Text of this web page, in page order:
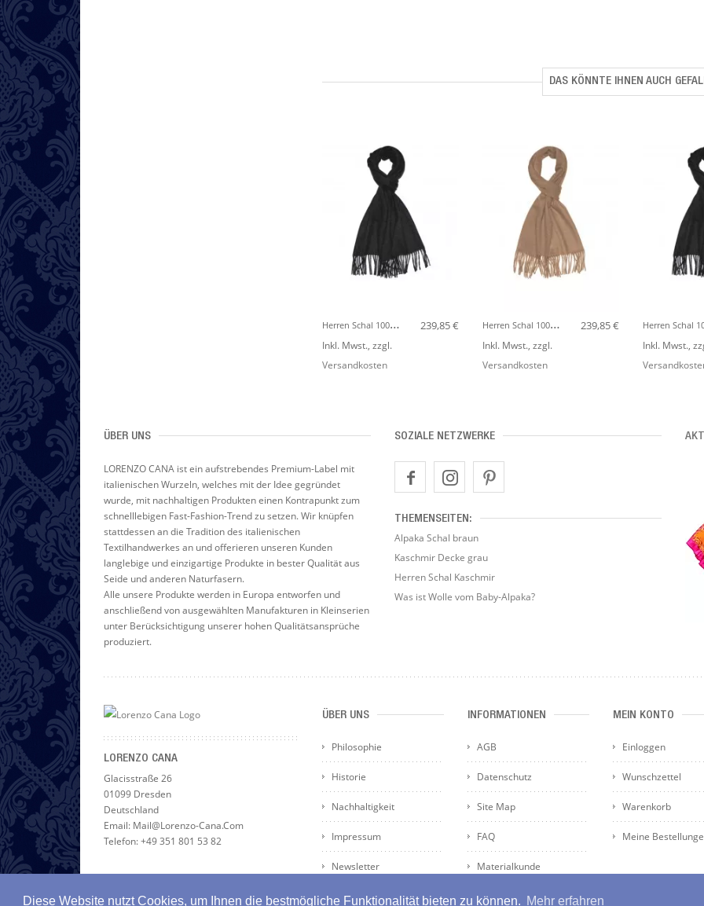
Diese Website nutzt Cookies, um Ihnen die bestmögliche Funktionalität bieten zu können. Mehr erfahren
DAS KÖNNTE IHNEN AUCH
H
Erren Schal 100% Kaschmir Anthrazit Schwarz LORENZO CANA
Inkl. Mwst.,zzgl.
Versandkosten
H
Erren Schal 100% Kaschmir Anthrazit Schwarz LORENZO CANA 239,85 €
Inkl. Mwst., zzgl.
Versandkosten
H
Erren Schal 100% Kaschmir Camel Braun LORENZO CANA 239,85 €
Inkl. Mwst., zzgl.
Versandkosten
Inkl. Mwst.,
ÜBER UNS
LORENZO CANA ist ein aufstrebendes Premium-Label mit
italienischen Wurzeln, welches mit der Idee gegründet
wurde, mit nachhaltigen Produkten einen Kontrapunkt zum
schnelllebigen Fast-Fashion-Trend zu setzen. Wir knüpfen
stattdessen an die Tradition des italienischen
Textilhandwerkes an und offerieren unseren Kunden
langlebige und einzigartige Produkte in bester Qualität aus
Seide und anderen Naturfasern.
Alle unsere Produkte werden in Europa entworfen und
anschließend von ausgewählten Manufakturen in Kleinserien
unter Berücksichtigung unserer hohen Qualitätsansprüche
produziert.
SOZIALE NETZWERKE
THEMENSEITEN:
Alpaka Schal braun
Kaschmir Decke grau
Herren Schal Kaschmir
Was ist Wolle vom Baby-Alpaka?
LORENZO CANA
Glacisstraße 26
01099 Dresden
Deutschland
Email: Mail@lorenzo-Cana.com
Telefon: +49 351 801 53 82
ÜBER UNS
Philosophie
Historie
Nachhaltigkeit
Impressum
Newsletter
INFORMATIONEN
AGB
Datenschutz
Site Map
FAQ
Materialkunde
MEIN KONTO
Einloggen
Wunschzettel
Warenkorb
Meine